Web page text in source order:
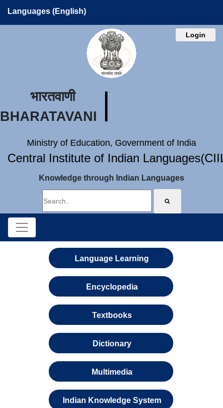
Languages (English)
Login
भारतवाणी
BHARATAVANI
Ministry of Education, Government of India
Central Institute of Indian
Knowledge through Indian Languages
Language Learning
Encyclopedia
Textbooks
Dictionary
Multimedia
Indian Knowledge System